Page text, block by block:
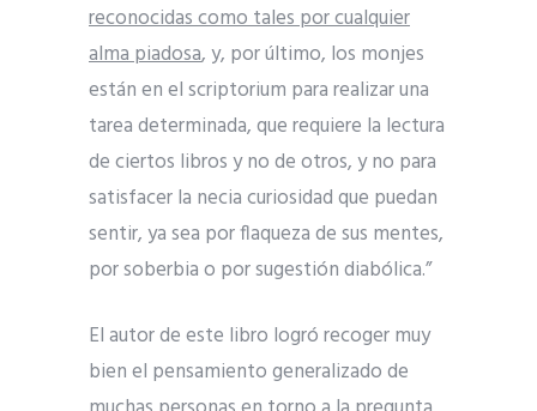
reconocidas como tales por cualquier
alma piadosa, y, por último, los monjes
están en el scriptorium para realizar una
tarea determinada, que requiere la lectura
de ciertos libros y no de otros, y no para
satisfacer la necia curiosidad que puedan
sentir, ya sea por flaqueza de sus mentes,
por soberbia o por sugestión diabólica.”
El autor de este libro logró recoger muy
bien el pensamiento generalizado de